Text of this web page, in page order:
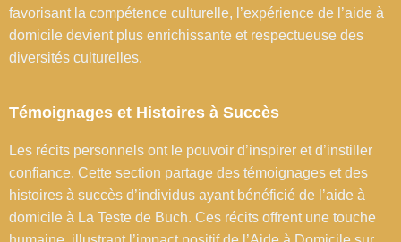
favorisant la compétence culturelle, l’expérience de l’aide à
domicile devient plus enrichissante et respectueuse des
diversités culturelles.
Témoignages et Histoires à Succès
Les récits personnels ont le pouvoir d’inspirer et d’instiller
confiance. Cette section partage des témoignages et des
histoires à succès d’individus ayant bénéficié de l’aide à
domicile à La Teste de Buch. Ces récits offrent une touche